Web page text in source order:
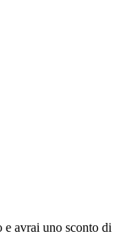
e avrai uno sconto di